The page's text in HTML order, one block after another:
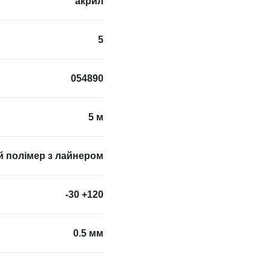
5
054890
5 м
полімер з лайнером
-30 +120
0.5 мм